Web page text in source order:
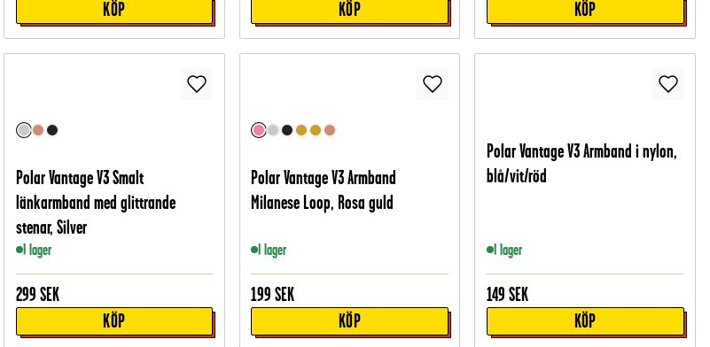
KÖP
KÖP
KÖP
Polar Vantage V3 Smalt
länkarmband med glittrande
stenar, Silver
I lager
299 SEK
KÖP
Polar Vantage V3 Armband
Milanese Loop, Rosa guld
I lager
199 SEK
KÖP
Polar Vantage V3 Armband i nylon,
blå/vit/röd
I lager
149 SEK
KÖP